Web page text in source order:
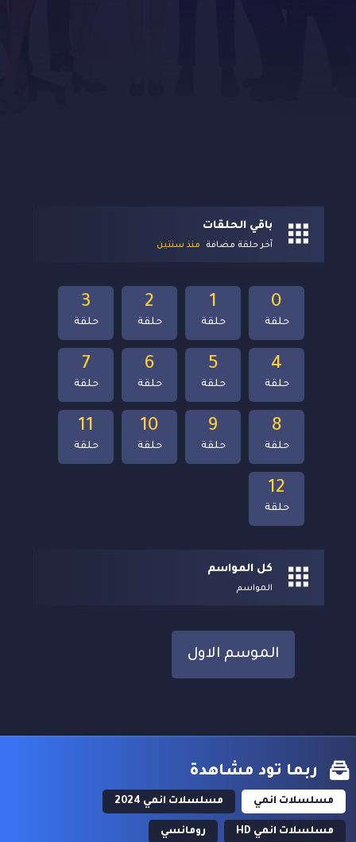
باقي الحلقات
آخر حلقة مضافة منذ سنتين
12
حلقة
11
حلقة
10
حلقة
9
حلقة
8
حلقة
7
حلقة
6
حلقة
5
حلقة
4
حلقة
3
حلقة
2
حلقة
1
حلقة
0
حلقة
كل المواسم
المواسم
الموسم الاول
ربما تود مشاهدة
مسلسلات انمي مسلسلات انمي 2024
مسلسلات انمي HD رومانسي